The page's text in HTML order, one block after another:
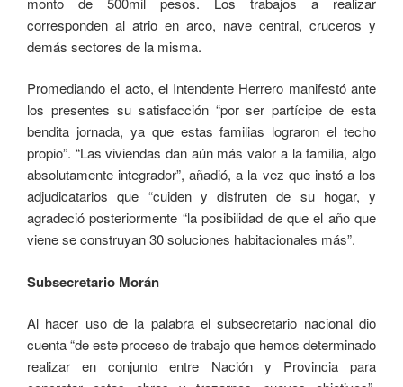
corresponden al atrio en arco, nave central, cruceros y
demás sectores de la misma.
Promediando el acto, el Intendente Herrero manifestó ante
los presentes su satisfacción “por ser partícipe de esta
bendita jornada, ya que estas familias lograron el techo
propio”. “Las viviendas dan aún más valor a la familia, algo
absolutamente integrador”, añadió, a la vez que instó a los
adjudicatarios que “cuiden y disfruten de su hogar, y
agradeció posteriormente “la posibilidad de que el año que
viene se construyan 30 soluciones habitacionales más”.
Subsecretario Morán
Al hacer uso de la palabra el subsecretario nacional dio
cuenta “de este proceso de trabajo que hemos determinado
realizar en conjunto entre Nación y Provincia para